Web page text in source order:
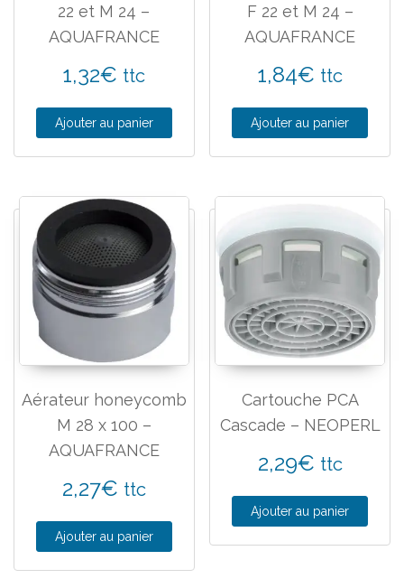
22 et M 24 –
AQUAFRANCE
1,32€ ttc
Ajouter au panier
F 22 et M 24 –
AQUAFRANCE
1,84€ ttc
Ajouter au panier
Aérateur honeycomb
M 28 x 100 –
AQUAFRANCE
2,27€ ttc
Ajouter au panier
Cartouche PCA
Cascade – NEOPERL
2,29€ ttc
Ajouter au panier